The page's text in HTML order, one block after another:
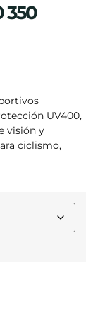
350
UV400,
visión y
ciclismo,